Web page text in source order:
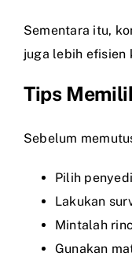
Sementara itu,
juga lebih efisien
Tips
Sebelum
Pilih
Lakukan
Mintalah
Gunakan